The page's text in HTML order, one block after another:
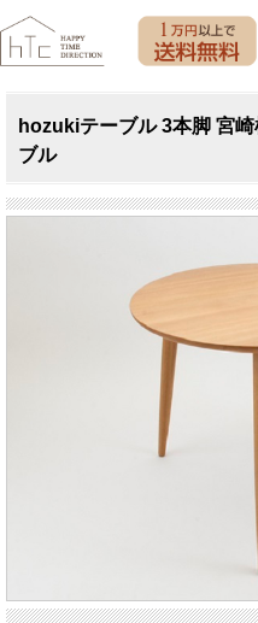
hozukiテーブル 3本脚 宮
ブル